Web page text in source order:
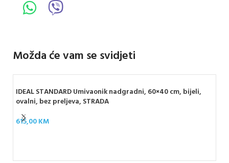
Možda će vam se svidjeti
IDEAL STANDARD Umivaonik nadgradni, 60×40 cm, bijeli,
ovalni, bez preljeva, STRADA
615,00KM